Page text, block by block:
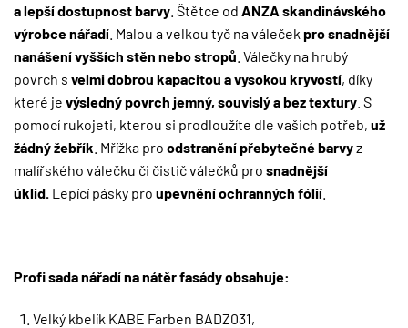
a lepší dostupnost barvy . Štětce od ANZA skandinávského
výrobce nářadí . Malou a velkou tyč na váleček pro snadnější
nanášení vyšších stěn nebo stropů . Válečky na hrubý
povrch s velmi dobrou kapacitou avysokou kryvostí, díky
které je výsledný povrch jemný, souvislý a bez textury . S
pomocí rukojeti, kterou si prodloužíte dle vašich potřeb, už
žádný žebřík . Mřížka pro odstranění přebytečné barvyz
malířského válečku či čistič válečků pro snadnější
úklid. Lepící pásky pro upevnění ochranných fólií
Profi sada nářadí na nátěr fasády obsahuje:
Velký kbelík KABE Farben BADZ031,